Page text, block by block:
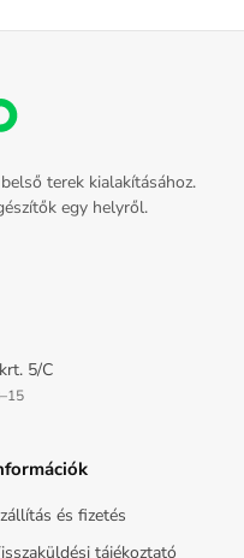
terek kialakításához.
egy helyről.
5/C
és fizetés
tájékoztató